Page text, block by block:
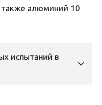
также алюминий 10
испытаний в